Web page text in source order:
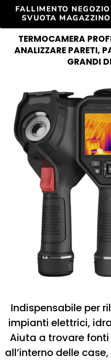
FALLIMENTO
SVUOTA MAGAZZINO
TERMOCAMERA
ANALIZZARE PARETI,
GRANDI
Indispensabile per
impianti elettrici,
Aiuta a trovare
all’interno delle